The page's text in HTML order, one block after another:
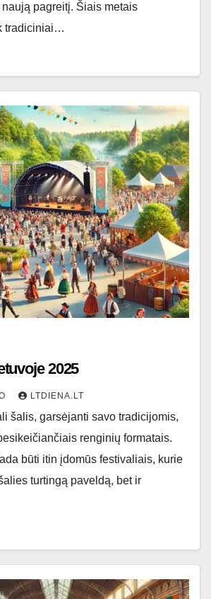
pagreitį. Šiais metais
tradiciniai…
2025
LTDIENA.LT
šalis, garsėjanti savo tradicijomis,
renginių formatais.
būti itin įdomūs festivaliais, kurie
turtingą paveldą, bet ir